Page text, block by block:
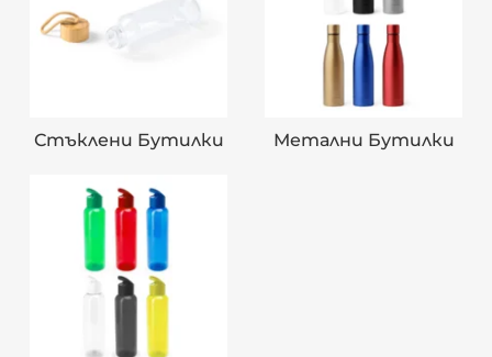
Стъклени Бутилки Метални Бутилки